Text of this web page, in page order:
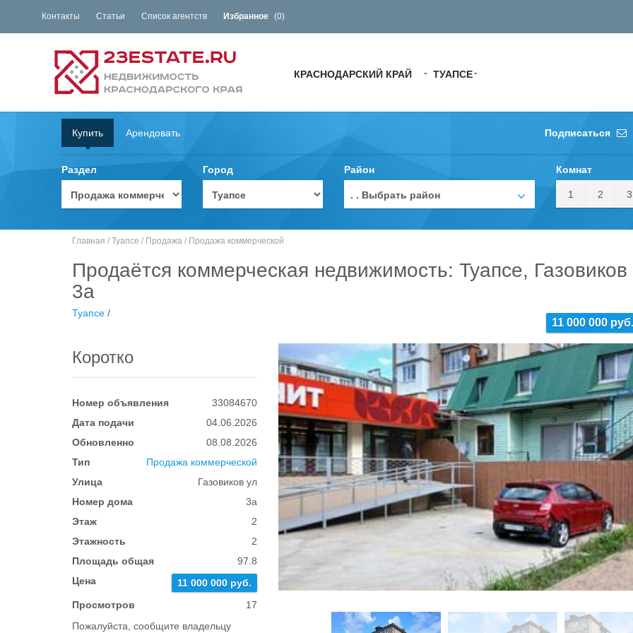
Контакты Статьи Список агентств Избранное (0)
КРАСНОДАРСКИЙ КРАЙ ТУАПСЕ
Купить Арендовать Подписаться
Раздел Город Район
. . Выбрать район
Комнат
1 2 3
Главная / Туапсе / Продажа / Продажа коммерческой
Продаётся коммерческая недвижимость: Туапсе, Газовиков
3а
11 000 000 руб.
Туапсе /
Коротко
Номер объявления
33084670
Дата подачи
04.06.2026
Обновленно
08.08.2026
Тип
Продажа коммерческой
Улица
Газовиков ул
Номер дома
3а
Этаж
2
Этажность
2
Площадь общая
97.8
Цена
11 000 000 руб.
Просмотров
17
Пожалуйста, сообщите владельцу